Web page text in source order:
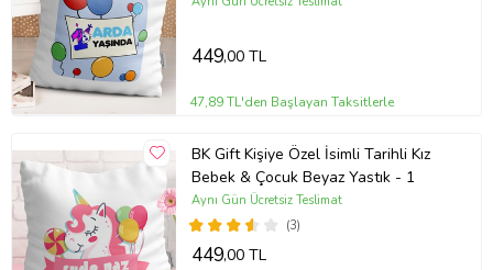
449,00 TL
47,89 TL'den Başlayan Taksitlerle
BK Gift Kişiye Özel İsimli Tarihli Kız
Bebek & Çocuk Beyaz Yastık - 1
(3)
Aynı Gün Ücretsiz Teslimat
449,00 TL